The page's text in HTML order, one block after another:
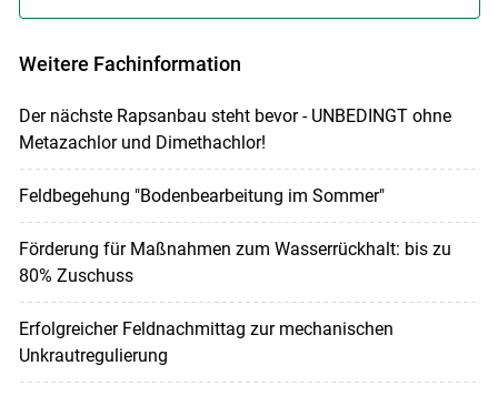
Weitere Fachinformation
Der nächste Rapsanbau steht bevor - UNBEDINGT ohne
Metazachlor und Dimethachlor!
Feldbegehung "Bodenbearbeitung im Sommer"
Förderung für Maßnahmen zum Wasserrückhalt: bis zu
80% Zuschuss
Erfolgreicher Feldnachmittag zur mechanischen
Unkrautregulierung